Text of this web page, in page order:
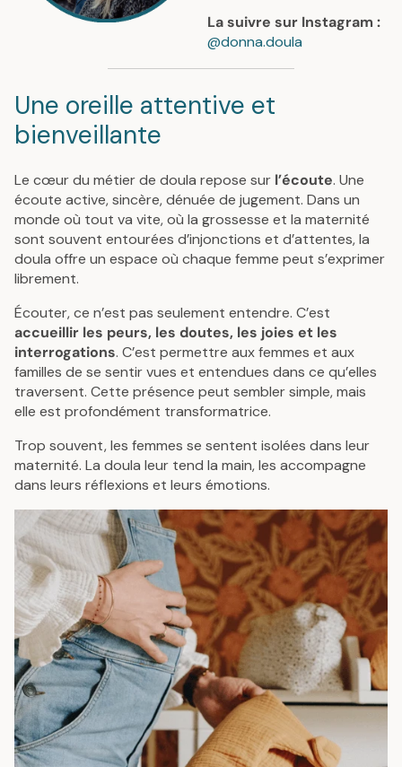
La suivre sur Instagram :
@donna.doula
Une oreille attentive et
bienveillante
Le cœur du métier de doula repose sur l’écoute. Une
écoute active, sincère, dénuée de jugement. Dans un
monde où tout va vite, où la grossesse et la maternité
sont souvent entourées d’injonctions et d’attentes, la
doula offre un espace où chaque femme peut s’exprimer
librement.
Écouter, ce n’est pas seulement entendre. C’est
accueillir les peurs, les doutes, les joies et les
interrogations. C’est permettre aux femmes et aux
familles de se sentir vues et entendues dans ce qu’elles
traversent. Cette présence peut sembler simple, mais
elle est profondément transformatrice.
Trop souvent, les femmes se sentent isolées dans leur
maternité. La doula leur tend la main, les accompagne
dans leurs réflexions et leurs émotions.